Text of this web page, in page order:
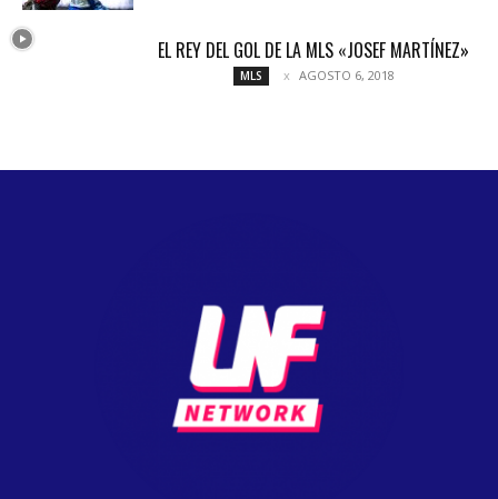
EL REY DEL GOL DE LA MLS «JOSEF MARTÍNEZ»
MLS AGOSTO 6, 2018